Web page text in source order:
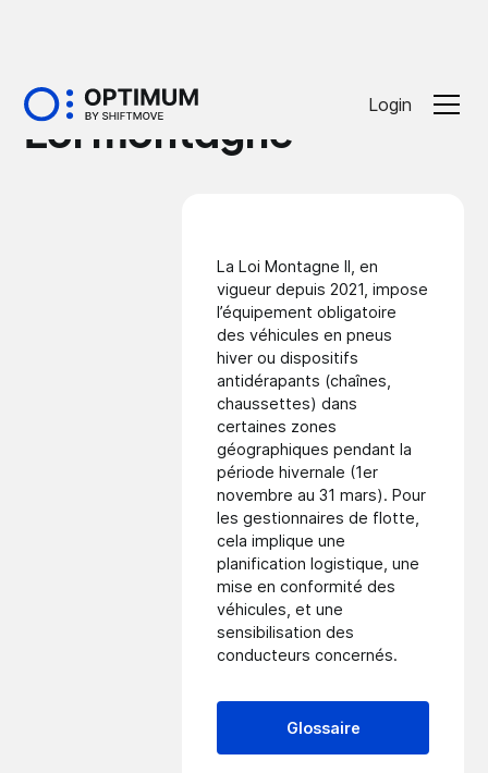
Login
Loi montagne
La Loi Montagne II, en
vigueur depuis 2021, impose
l’équipement obligatoire
des véhicules en pneus
hiver ou dispositifs
antidérapants (chaînes,
chaussettes) dans
certaines zones
géographiques pendant la
période hivernale (1er
novembre au 31 mars). Pour
les gestionnaires de flotte,
cela implique une
planification logistique, une
mise en conformité des
véhicules, et une
sensibilisation des
conducteurs concernés.
Glossaire